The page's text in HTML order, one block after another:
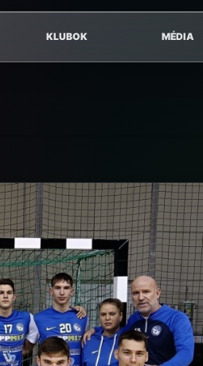
KLUBOK MÉDIA